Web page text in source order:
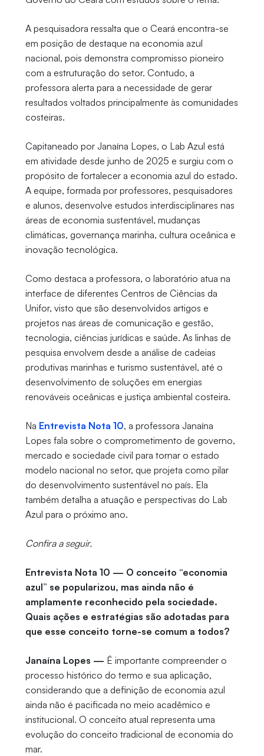
A pesquisadora ressalta que o Ceará encontra-se
em posição de destaque na economia azul
nacional, pois demonstra compromisso pioneiro
com a estruturação do setor. Contudo, a
professora alerta para a necessidade de gerar
resultados voltados principalmente às comunidades
costeiras.
Capitaneado por Janaína Lopes, o Lab Azul está
em atividade desde junho de 2025 e surgiu com o
propósito de fortalecer a economia azul do estado.
A equipe, formada por professores, pesquisadores
e alunos, desenvolve estudos interdisciplinares nas
áreas de economia sustentável, mudanças
climáticas, governança marinha, cultura oceânica e
inovação tecnológica.
Como destaca a professora, o laboratório atua na
interface de diferentes Centros de Ciências da
Unifor, visto que são desenvolvidos artigos e
projetos nas áreas de comunicação e gestão,
tecnologia, ciências jurídicas e saúde. As linhas de
pesquisa envolvem desde a análise de cadeias
produtivas marinhas e turismo sustentável, até o
desenvolvimento de soluções em energias
renováveis oceânicas e justiça ambiental costeira.
Na Entrevista Nota 10, a professora Janaína
Lopes fala sobre o comprometimento de governo,
mercado e sociedade civil para tornar o estado
modelo nacional no setor, que projeta como pilar
do desenvolvimento sustentável no país. Ela
também detalha a atuação e perspectivas do Lab
Azul para o próximo ano.
Confira a seguir.
Entrevista Nota 10 — O conceito “economia
azul” se popularizou, mas ainda não é
amplamente reconhecido pela sociedade.
Quais ações e estratégias são adotadas para
que esse conceito torne-se comum a todos?
Janaína Lopes — É importante compreender o
processo histórico do termo e sua aplicação,
considerando que a definição de economia azul
ainda não é pacificada no meio acadêmico e
institucional. O conceito atual representa uma
evolução do conceito tradicional de economia do
mar.